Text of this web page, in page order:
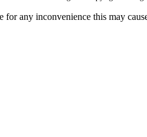
any inconvenience this may